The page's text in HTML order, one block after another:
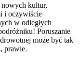
kultur,
i oczywiście
w odległych
Poruszanie
może być tak
prawie.